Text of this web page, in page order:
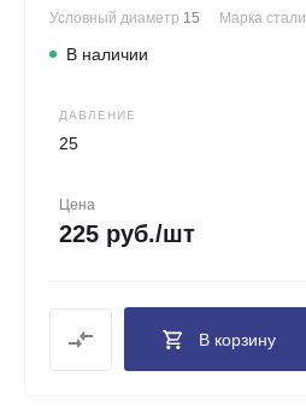
Условный диаметр 15 Марка стали
В наличии
ДАВЛЕНИЕ
25
Цена
225 руб./шт
В корзину